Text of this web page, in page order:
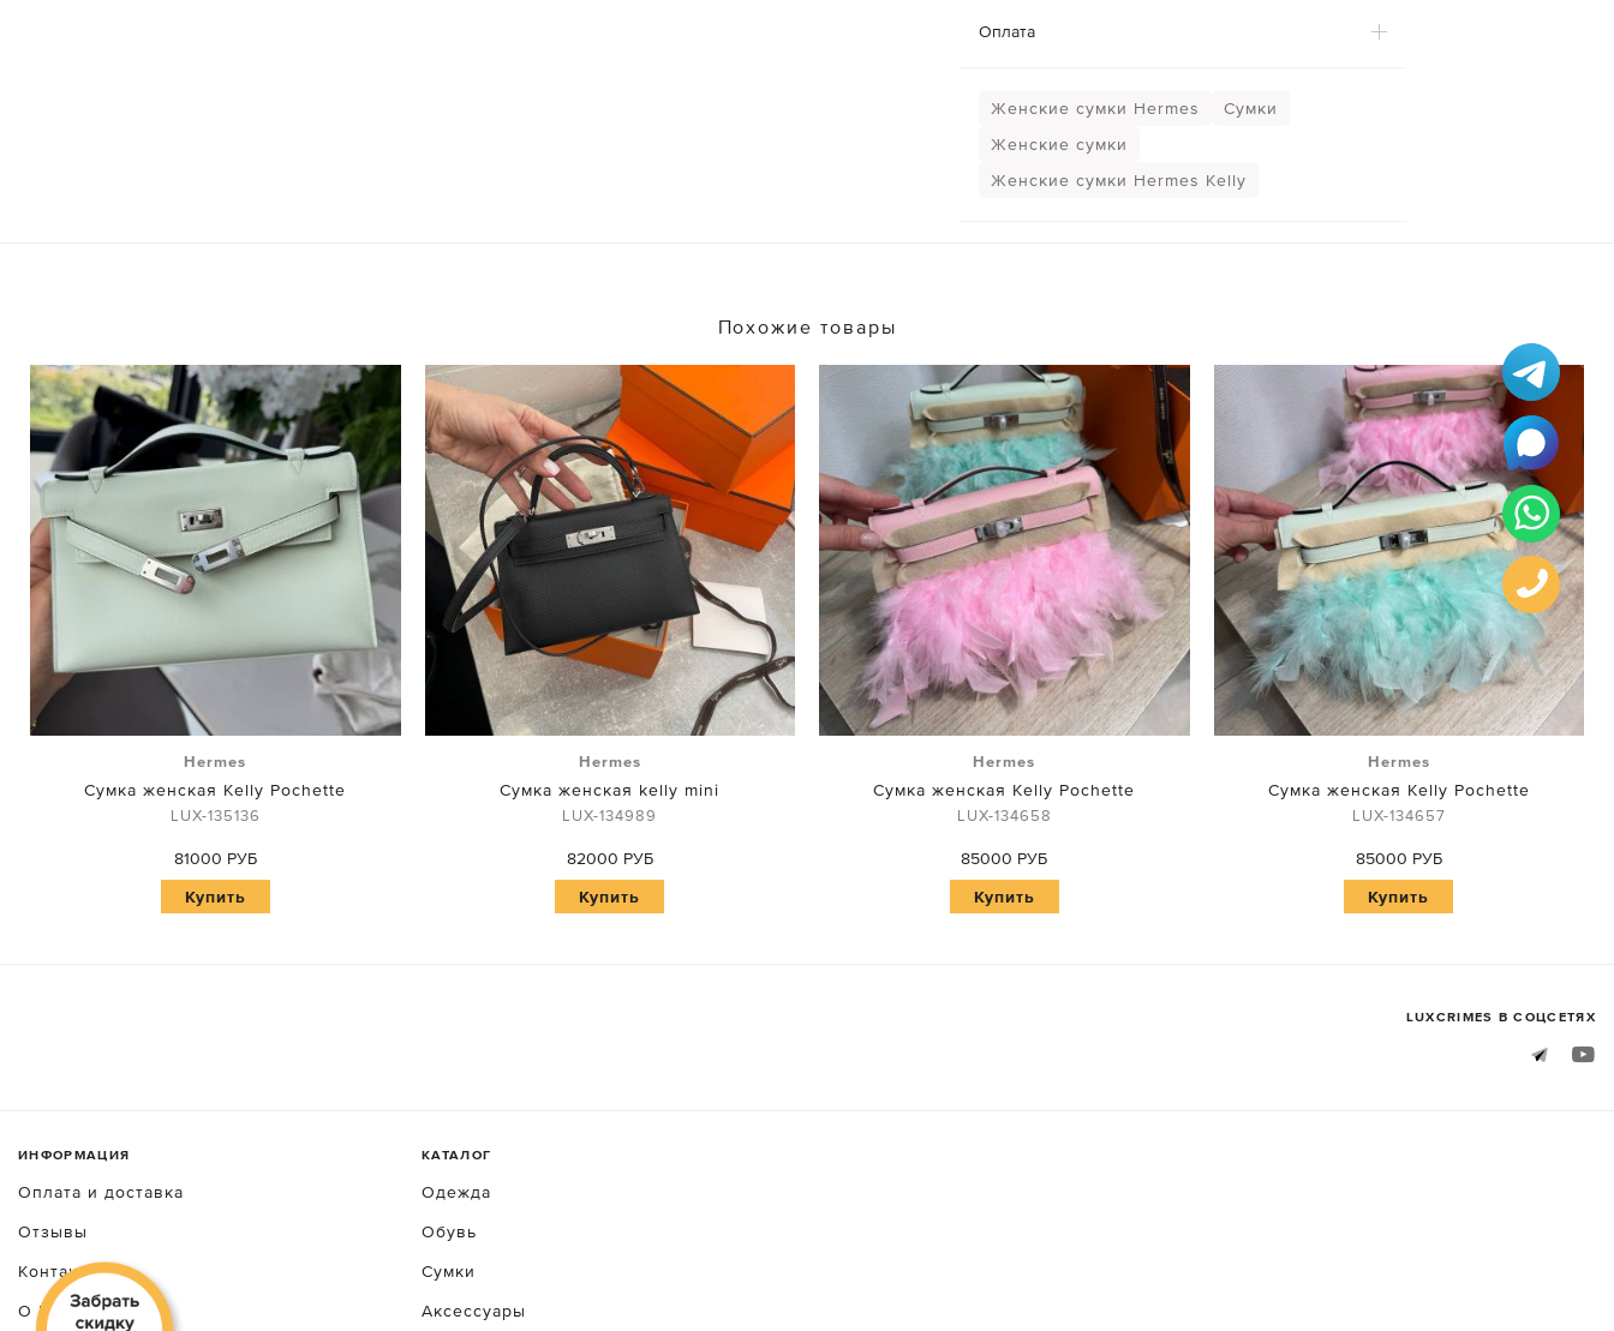
Оплата
Женские сумки Hermes
Сумки
Женские сумки
Женские сумки Hermes Kelly
Похожие товары
Hermes
Сумка женская Kelly Pochette
LUX-135136
81000 РУБ
Купить
Hermes
Сумка женская kelly mini
LUX-134989
82000 РУБ
Купить
Hermes
Сумка женская Kelly Pochette
LUX-134658
85000 РУБ
Купить
Hermes
Сумка женская Kelly Pochette
LUX-134657
85000 РУБ
Купить
LUXСRIMES В СОЦСЕТЯХ
ИНФОРМАЦИЯ
Оплата и доставка
Отзывы
Контакты
О luxecrime
КАТАЛОГ
Одежда
Обувь
Сумки
Аксессуары